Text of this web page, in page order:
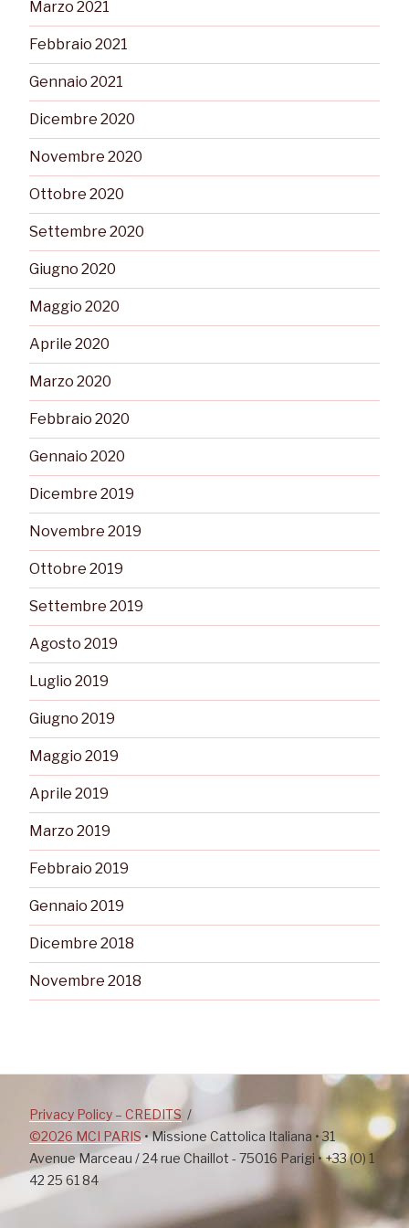
Marzo 2021
Febbraio 2021
Gennaio 2021
Dicembre 2020
Novembre 2020
Ottobre 2020
Settembre 2020
Giugno 2020
Maggio 2020
Aprile 2020
Marzo 2020
Febbraio 2020
Gennaio 2020
Dicembre 2019
Novembre 2019
Ottobre 2019
Settembre 2019
Agosto 2019
Luglio 2019
Giugno 2019
Maggio 2019
Aprile 2019
Marzo 2019
Febbraio 2019
Gennaio 2019
Dicembre 2018
Novembre 2018
Privacy Policy – CREDITS
©2026 MCI PARIS• Missione Cattolica Italiana • 31
Avenue Marceau / 24 rue Chaillot - 75016 Parigi • +33 (0) 1
42 25 61 84